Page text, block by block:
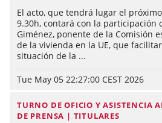
El acto, que tendrá lugar el
9.30h, contará con la participación
Giménez, ponente de la Comisión
de la vivienda en la UE, que
situación de la ...
Tue May 05 22:27:00 CEST 2026
TURNO DE OFICIO Y ASISTENCIA
DE PRENSA | TITULARES